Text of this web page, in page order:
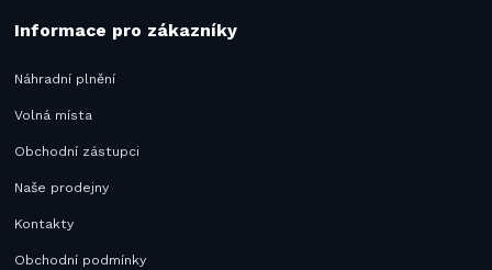
Informace pro zákazníky
Náhradní plnění
Volná místa
Obchodní zástupci
Naše prodejny
Kontakty
Obchodní podmínky